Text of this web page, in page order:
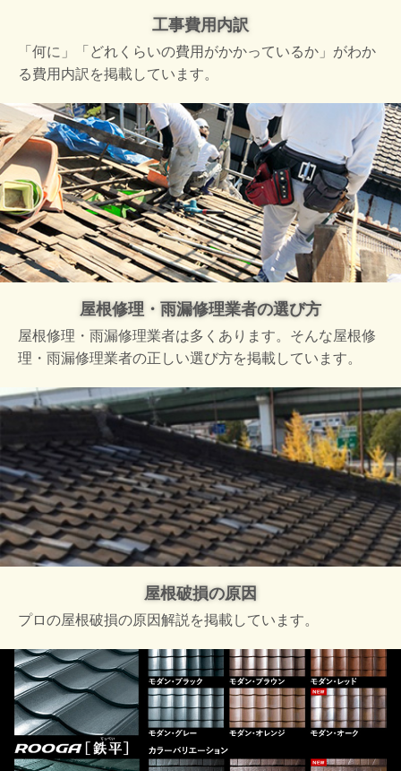
工事費用内訳
「何に」「どれくらいの費用がかかっているか」がわか
る費用内訳を掲載しています。
屋根修理・雨漏修理業者の選び方
屋根修理・雨漏修理業者は多くあります。そんな屋根修
理・雨漏修理業者の正しい選び方を掲載しています。
屋根破損の原因
プロの屋根破損の原因解説を掲載しています。